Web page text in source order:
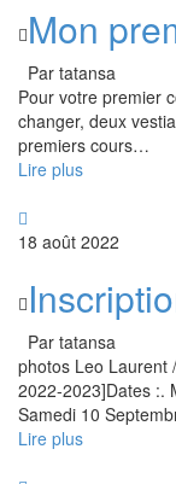
Mon
Par tatansa
Pour votre premier
changer, deux
premiers cours…
Lire plus
18 août 2022
Par tatansa
photos Leo Laurent
2022-2023]Dates :.
Samedi 10
Lire plus